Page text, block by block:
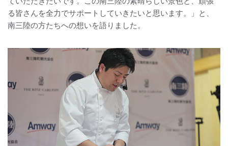
る皆さんを全力でサポートしていきたいと思います。」と、
南三陸の方たちへの想いを語りました。